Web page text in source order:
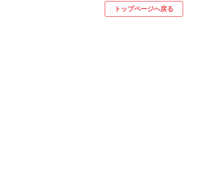
トップページへ戻る